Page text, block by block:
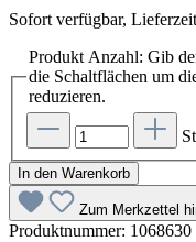
Sofort verfügbar,
Produkt Anzahl: Gib
die Schaltflächen um
reduzieren.
In den Warenkorb
Zum Merkzettel
Produktnummer: 1068630